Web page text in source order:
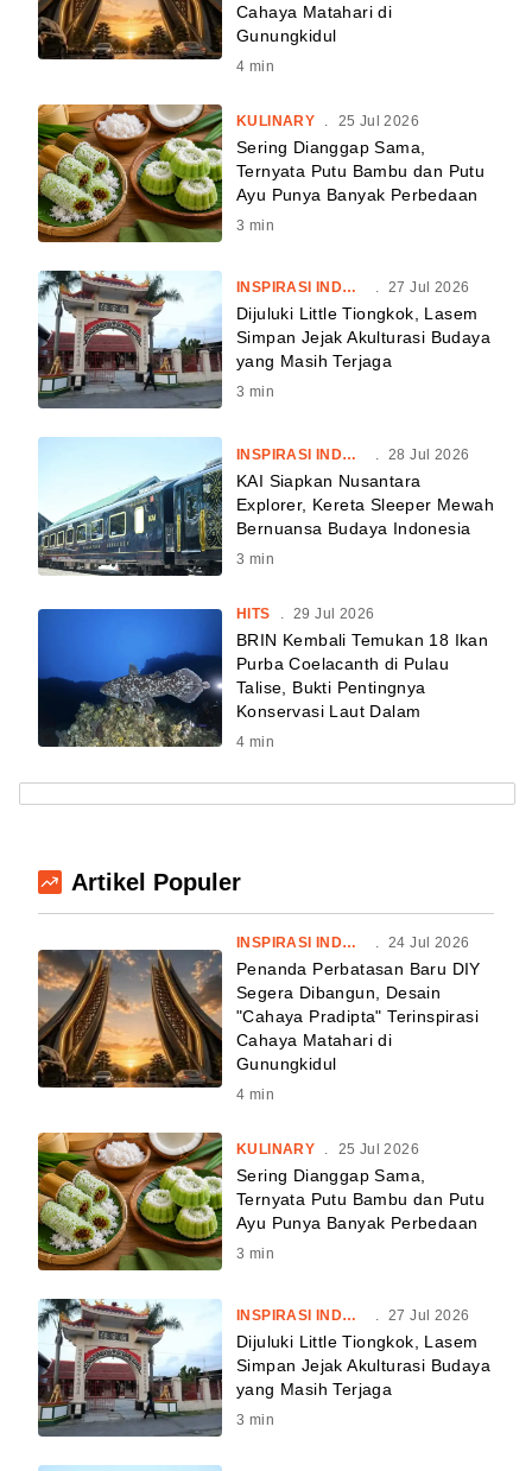
Cahaya Matahari di
Gunungkidul
4 min
KULINARY . 25 Jul 2026
Sering Dianggap Sama,
Ternyata Putu Bambu dan Putu
Ayu Punya Banyak Perbedaan
3 min
INSPIRASI INDONESIA . 27 Jul 2026
Dijuluki Little Tiongkok, Lasem
Simpan Jejak Akulturasi Budaya
yang Masih Terjaga
3 min
INSPIRASI INDONESIA 28 Jul 2026
KAI Siapkan Nusantara
Explorer, Kereta Sleeper Mewah
Bernuansa Budaya Indonesia
3 min
HITS 29 Jul 2026
BRIN Kembali Temukan 18 Ikan
Purba Coelacanth di Pulau
Talise, Bukti Pentingnya
Konservasi Laut Dalam
4 min
Artikel Populer
INSPIRASI INDONESIA 24 Jul 2026
Penanda Perbatasan Baru DIY
Segera Dibangun, Desain
"Cahaya Pradipta" Terinspirasi
Cahaya Matahari di
Gunungkidul
4 min
KULINARY 25 Jul 2026
Sering Dianggap Sama,
Ternyata Putu Bambu dan Putu
Ayu Punya Banyak Perbedaan
3 min
INSPIRASI INDONESIA . 27 Jul 2026
Dijuluki Little Tiongkok, Lasem
Simpan Jejak Akulturasi Budaya
yang Masih Terjaga
3 min